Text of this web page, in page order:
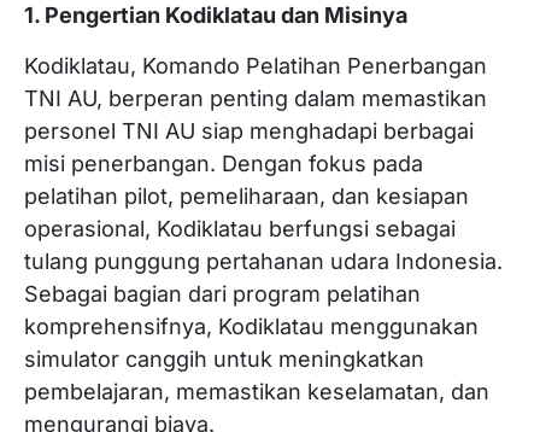
1. Pengertian Kodiklatau dan Misinya
Kodiklatau, Komando Pelatihan Penerbangan
TNI AU, berperan penting dalam memastikan
personel TNI AU siap menghadapi berbagai
misi penerbangan. Dengan fokus pada
pelatihan pilot, pemeliharaan, dan kesiapan
operasional, Kodiklatau berfungsi sebagai
tulang punggung pertahanan udara Indonesia.
Sebagai bagian dari program pelatihan
komprehensifnya, Kodiklatau menggunakan
simulator canggih untuk meningkatkan
pembelajaran, memastikan keselamatan, dan
mengurangi biaya.